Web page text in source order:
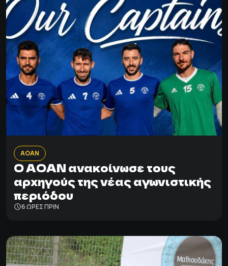
ΑΟΑΝ
Ο ΑΟΑΝ ανακοίνωσε τους
αρχηγούς της νέας αγωνιστικής
περιόδου
6 ΩΡΕΣ ΠΡΙΝ